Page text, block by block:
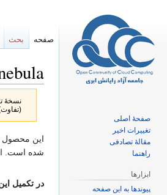
نسخهٔ تاریخ ‏۲۰ ژوئن
پرش
به
پرش
به
شده است.
در تکمیل
صفحه بحث
صفحهٔ اصلی
تغییرات اخیر
مقالهٔ تصادفی
راهنما
ابزارها
پیوندها به این صفحه